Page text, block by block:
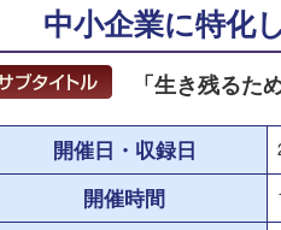
中小企業に特化
「生き残るた
開催日・収録日
開催時間